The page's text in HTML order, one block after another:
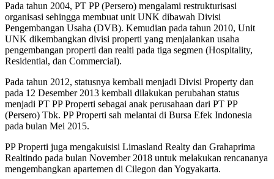
Pada tahun 2004, PT PP (Persero) mengalami restrukturisasi
organisasi sehingga membuat unit UNK dibawah Divisi
Pengembangan Usaha (DVB). Kemudian pada tahun 2010, Unit
UNK dikembangkan divisi properti yang menjalankan usaha
pengembangan properti dan realti pada tiga segmen (Hospitality,
Residential, dan Commercial).
Pada tahun 2012, statusnya kembali menjadi Divisi Property dan
pada 12 Desember 2013 kembali dilakukan perubahan status
menjadi PT PP Properti sebagai anak perusahaan dari PT PP
(Persero) Tbk. PP Properti sah melantai di Bursa Efek Indonesia
pada bulan Mei 2015.
PP Properti juga mengakuisisi Limasland Realty dan Grahaprima
Realtindo pada bulan November 2018 untuk melakukan rencananya
mengembangkan apartemen di Cilegon dan Yogyakarta.